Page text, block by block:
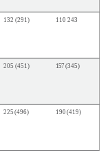
132 (291) 110 243
205 (451) 157 (345)
225 (496) 190(419)